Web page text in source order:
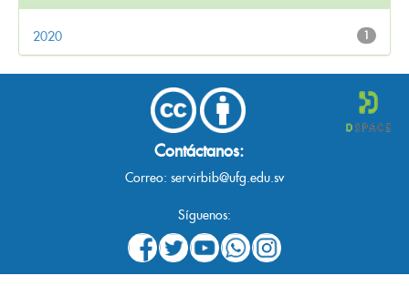
1
2020
Contáctanos:
Correo: servirbib@ufg.edu.sv
Síguenos: